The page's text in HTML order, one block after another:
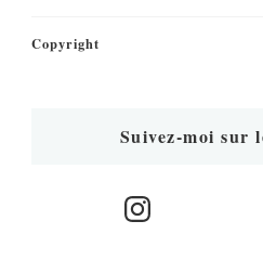
Copyright
Suivez-moi sur
Instagram